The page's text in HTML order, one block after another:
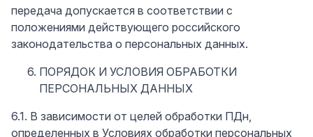
передача допускается в соответствии с
положениями действующего российского
законодательства о персональных данных.
ПОРЯДОК И УСЛОВИЯ ОБРАБОТКИ
ПЕРСОНАЛЬНЫХ ДАННЫХ
6.1. В зависимости от целей обработки ПДн,
определенных в Условиях обработки персональных